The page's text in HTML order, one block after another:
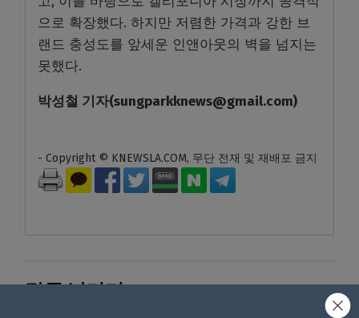
으로 확장했다. 하지만 저렴한 가격과 강한 브
랜드 충성도를 앞세운 인앤아웃의 벽을 넘지는
못했다.
박성철 기자(sungparkknews@gmail.com)
- Copyright © KNEWSLA.COM, 무단 전재 및 재배포 금지
답글 남기기